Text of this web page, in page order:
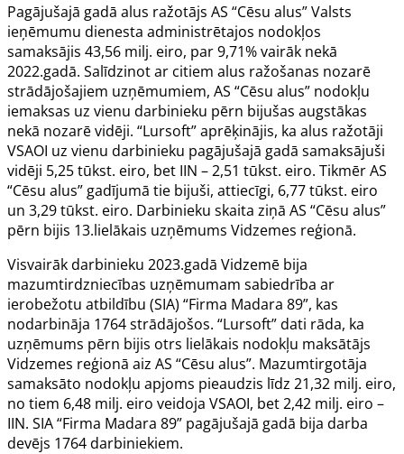
Pagājušajā gadā alus ražotājs AS “Cēsu alus” Valsts
ieņēmumu dienesta administrētajos nodokļos
samaksājis 43,56 milj. eiro, par 9,71% vairāk nekā
2022.gadā. Salīdzinot ar citiem alus ražošanas nozarē
strādājošajiem uzņēmumiem, AS “Cēsu alus” nodokļu
iemaksas uz vienu darbinieku pērn bijušas augstākas
nekā nozarē vidēji. “Lursoft” aprēķinājis, ka alus ražotāji
VSAOI uz vienu darbinieku pagājušajā gadā samaksājuši
vidēji 5,25 tūkst. eiro, bet IIN – 2,51 tūkst. eiro. Tikmēr AS
“Cēsu alus” gadījumā tie bijuši, attiecīgi, 6,77 tūkst. eiro
un 3,29 tūkst. eiro. Darbinieku skaita ziņā AS “Cēsu alus”
pērn bijis 13.lielākais uzņēmums Vidzemes reģionā.
Visvairāk darbinieku 2023.gadā Vidzemē bija
mazumtirdzniecības uzņēmumam sabiedrība ar
ierobežotu atbildību (SIA) “Firma Madara 89”, kas
nodarbināja 1764 strādājošos. “Lursoft” dati rāda, ka
uzņēmums pērn bijis otrs lielākais nodokļu maksātājs
Vidzemes reģionā aiz AS “Cēsu alus”. Mazumtirgotāja
samaksāto nodokļu apjoms pieaudzis līdz 21,32 milj. eiro,
no tiem 6,48 milj. eiro veidoja VSAOI, bet 2,42 milj. eiro –
IIN. SIA “Firma Madara 89” pagājušajā gadā bija darba
devējs 1764 darbiniekiem.